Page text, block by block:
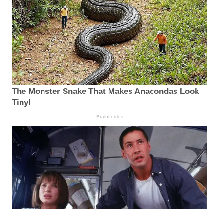
The Monster Snake That Makes Anacondas Look
Tiny!
Brainberries